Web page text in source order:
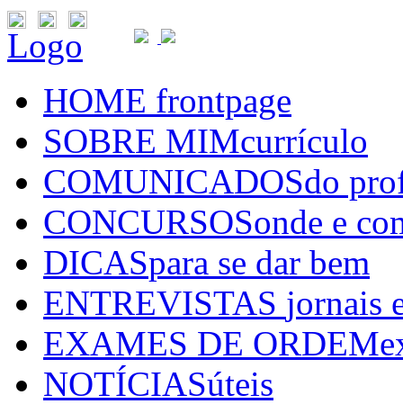
Logo
HOME frontpage
SOBRE MIMcurrículo
COMUNICADOSdo
CONCURSOSonde e
DICASpara se dar bem
ENTREVISTAS jornais
EXAMES DE ORDEM
NOTÍCIASúteis